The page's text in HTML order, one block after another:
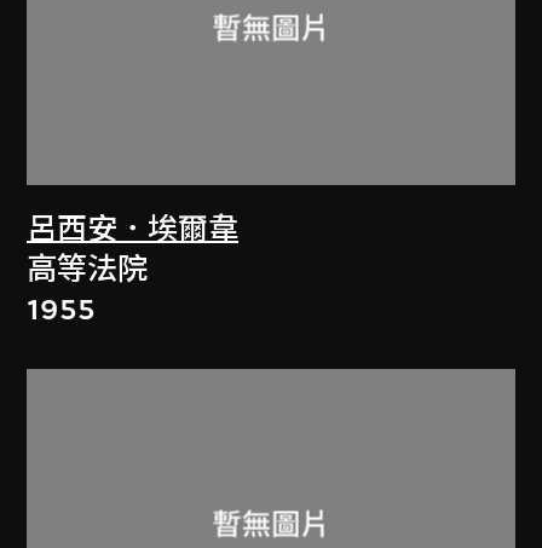
呂西安．埃爾韋
高等法院
1955